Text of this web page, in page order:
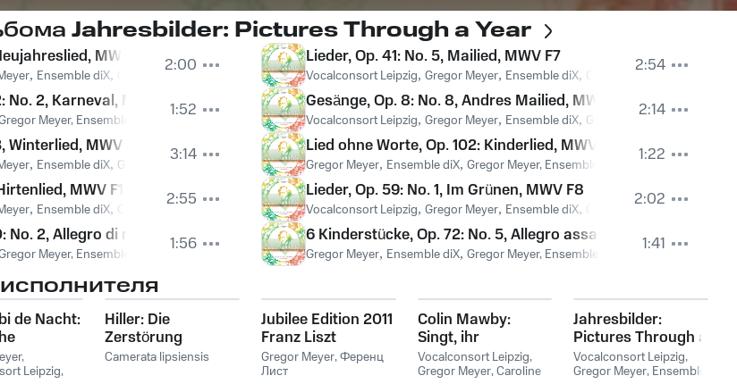
Jahresbilder: Pictures Through a Year
MWV F28
, Ensemble diX, Gregor Meyer, Vocalconsort Leipzig, Ensemble diX,Феликс Мендельсон
2:00
2, Karneval, MWV U181
Meyer, Ensemble Dix Феликс Мендельсон
1:52
Winterlied, MWV K72
, Ensemble diX, Gregor Meyer, Vocalconsort Leipzig, Ensemble diX ,Феликс Мендельсон
3:14
MWV F12
, Ensemble diX, Gregor Meyer, Vocalconsort Leipzig, Ensemble diX,Феликс Мендельсон
2:55
2, Allegro di molto, MWV U77
Meyer, Ensemble Dix Феликс Мендельсон
1:56
Lieder, Op. 41: No. 5, Mailied, MWV F7
Vocalconsort Leipzig, Gregor Meyer, Ensemble diX, Gregor Meyer,
2:54
Gesänge, Op. 8: No. 8, Andres Mailied, MWV K33
Vocalconsort Leipzig, Gregor Meyer, Ensemble diX, Gregor Meyer,
2:14
Lied ohne Worte, Op. 102: Kinderlied, MWV U194
Gregor Meyer, Ensemble diX, Gregor Meyer, Ensemble Dix
1:22
Lieder, Op. 59: No. 1, Im Grünen, MWV F8
Vocalconsort Leipzig, Gregor Meyer, Ensemble diX,
2:02
6 Kinderstücke, Op. 72: No. 5, Allegro assai, MWV U166
Gregor Meyer, Ensemble diX, Gregor Meyer, Ensemble Dix 1:41
de Nacht:
Leipzig,
Hiller: Die
Zerstörung
Jerusalems, Op. 24
Camerata lipsiensis
Jubilee Edition 2011
Franz Liszt
Gregor Meyer,Ференц
Лист
Colin Mawby:
Singt, ihr
Engelchöre
Vocalconsort Leipzig,
Gregor Meyer,Caroline
Jahresbilder:
Pictures Through a
Year
Vocalconsort Leipzig,
Gregor Meyer, Ensemble